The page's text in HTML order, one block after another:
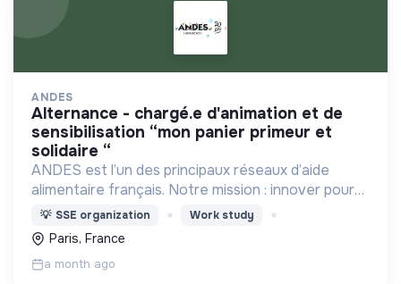
ANDES
alternance - chargé.e d'animation et de
sensibilisation “mon panier primeur et
solidaire “
ANDES est l’un des principaux réseaux d’aide
alimentaire français. Notre mission : innover pour
l’insertion durable autour d’une alimentation de
qualité pour tous.
💡 SSE organization Work study
Paris, France
a month ago